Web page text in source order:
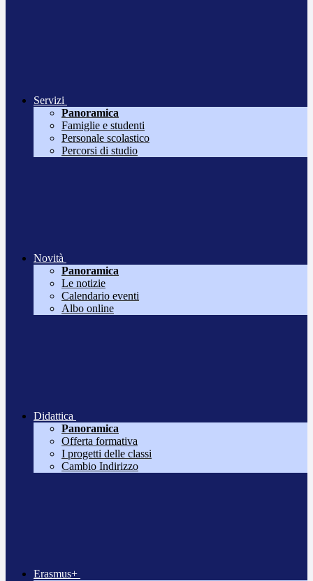
Servizi
Panoramica
Famiglie e studenti
Personale scolastico
Percorsi di studio
Novità
Panoramica
Le notizie
Calendario eventi
Albo online
Didattica
Panoramica
Offerta formativa
I progetti delle classi
Cambio Indirizzo
Erasmus+